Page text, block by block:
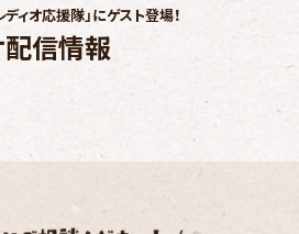
配信情報
ディオ応援隊」にゲスト登場！